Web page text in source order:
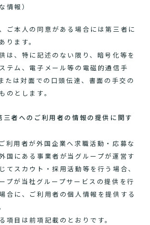
情報）
ご本人の同意がある場合には第三者に
ります。
は、特に記述のない限り、暗号化等を
テム、電子メール等の電磁的通信手
たは対面での口頭伝達、書面の手交の
のとします。
三者へのご利用者の情報の提供に関す
利用者が外国企業へ求職活動・応募な
国にある事業者が当グループが運営す
てスカウト・採用活動等を行う場合、
プが当社グループサービスの提供を行
合に、ご利用者の個人情報を提供する
項目は前項記載のとおりです。